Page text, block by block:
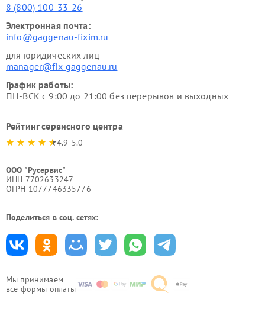
Мы принимаем
все формы оплаты
8 (800) 100-33-26
Электронная почта:
info@gaggenau-fixim.ru
для юридических лиц
manager@fix-gaggenau.ru
График работы:
ПН-ВСК с 9:00 до 21:00 без перерывов и выходных
Рейтинг сервисного центра
4.9-5.0
ООО "Русервис"
ИНН 7702633247
ОГРН 1077746335776
Поделиться в соц. сетях: